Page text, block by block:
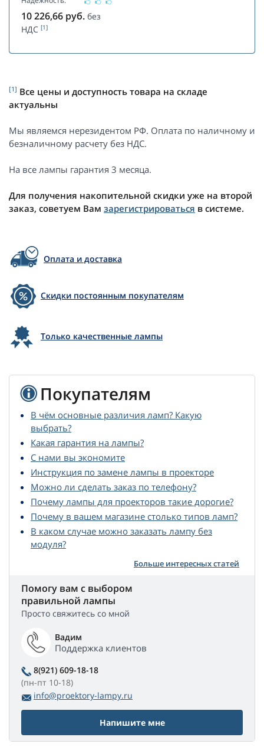
10 226,66 руб. без
НДС [1]
[1] Все цены и доступность товара на складе
актуальны
Мы являемся нерезидентом РФ. Оплата по наличному и
безналичному расчету без НДС.
На все лампы гарантия 3 месяца.
Для получения накопительной скидки уже на второй
заказ, советуем Вам зарегистрироваться в системе.
Оплата и доставка
Скидки постоянным покупателям
Только качественные лампы
Покупателям
В чём основные различия ламп? Какую
выбрать?
Какая гарантия на лампы?
С нами вы экономите
Инструкция по замене лампы в проекторе
Можно ли сделать заказ по телефону?
Почему лампы для проекторов такие дорогие?
Почему в вашем магазине столько типов ламп?
В каком случае можно заказать лампу без
модуля?
Больше интересных статей
Помогу вам с выбором
правильной лампы
Просто свяжитесь со мной
Вадим
Поддержка клиентов
8(921) 609-18-18
(пн-пт 10-18)
info@proektory-lampy.ru
Напишите мне